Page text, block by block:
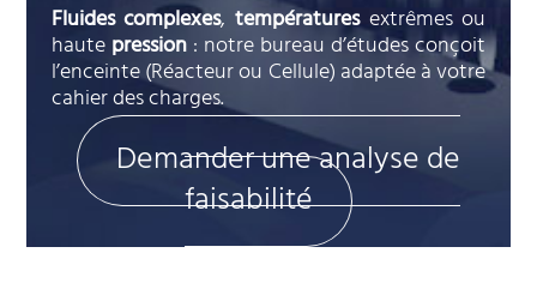
Fluides complexes, températuresextrêmes ou
haute pression: notre bureau d’études conçoit
l’enceinte (Réacteur ou Cellule) adaptée à votre
cahier des charges.
Demander une analyse de
faisabilité